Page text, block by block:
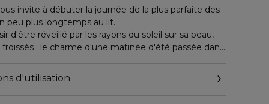
invite à débuter la journée de la plus parfaite des
peu plus longtemps au lit.
d'être réveillé par les rayons du soleil sur sa peau,
: le charme d'une matinée d'été passée dans
créé par le célèbre parfumeur Louise Turner.
d'utilisation